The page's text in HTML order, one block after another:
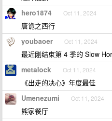
hero1874 Oct 11, 2024
唐诡之西行
youbaoer Oct 11, 2024
最近刚结束第 4 季的 Slow
metalock Oct 11, 2024
《出走的决心》年度最佳
Umenezumi Oct 11, 2024
熊家餐厅